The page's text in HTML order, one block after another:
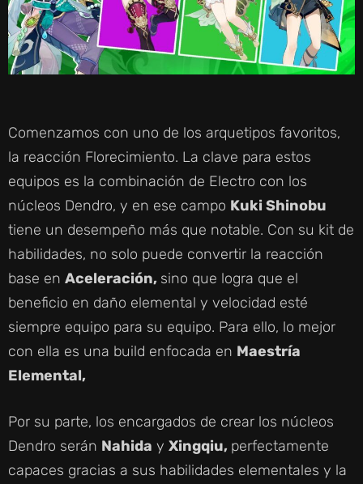
Comenzamos con uno de los arquetipos favoritos,
la reacción Florecimiento. La clave para estos
equipos es la combinación de Electro con los
núcleos Dendro, y en ese campo Kuki Shinobu
tiene un desempeño más que notable. Con su kit de
habilidades, no solo puede convertir la reacción
base en Aceleración, sino que logra que el
beneficio en daño elemental y velocidad esté
siempre equipo para su equipo. Para ello, lo mejor
con ella es una build enfocada en Maestría
Elemental,
Por su parte, los encargados de crear los núcleos
Dendro serán Nahida y Xingqiu, perfectamente
capaces gracias a sus habilidades elementales y la